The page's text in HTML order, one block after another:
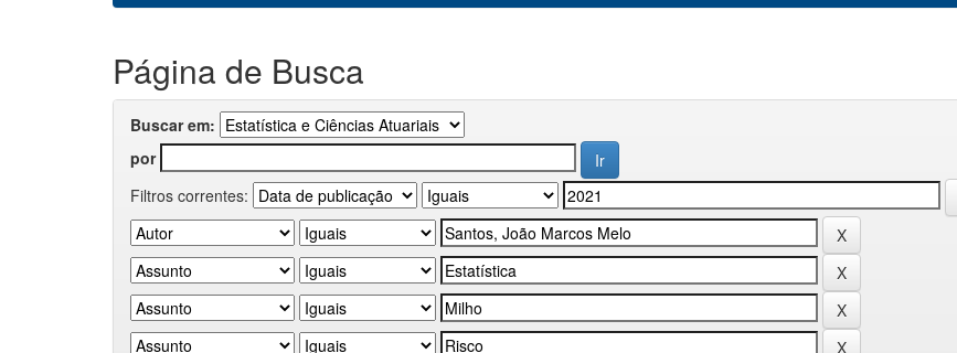
Página de Busca
Buscar em:
por
Filtros correntes: